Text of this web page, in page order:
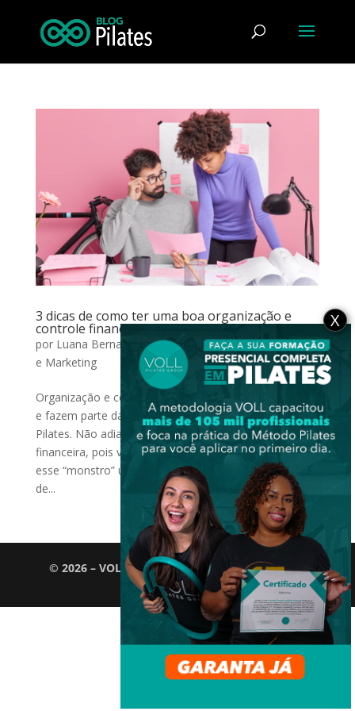
3 dicas de como ter uma boa organização e
controle financeiro do seu Studio de Pilates
por Luana Bernardo |mar 31, 2023|Carreira,Gestão
e Marketing
Organização e controle financeiro são pontos-chaves
e fazem parte da rotina diária dentro de um Studio de
Pilates. Não adianta fugir da gestão e da área
financeira, pois você terá que se organizar e enfrentar
esse “monstro” uma hora ou outra. Muitos gestores
de...
© 2026 – VOLL Pilates Group. Todos os direitos
reservados.
X